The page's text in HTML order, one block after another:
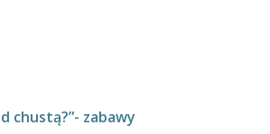
chustą?”- zabawy